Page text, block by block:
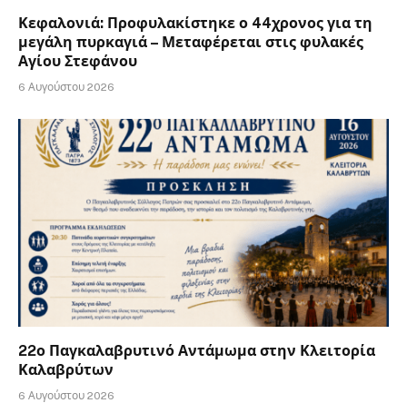
Κεφαλονιά: Προφυλακίστηκε ο 44χρονος για τη
μεγάλη πυρκαγιά – Μεταφέρεται στις φυλακές
Αγίου Στεφάνου
6 Αυγούστου 2026
22ο Παγκαλαβρυτινό Αντάμωμα στην Κλειτορία
Καλαβρύτων
6 Αυγούστου 2026